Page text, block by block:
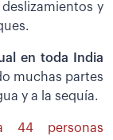
y
en toda India
muchas partes
y a la sequía.
44 personas